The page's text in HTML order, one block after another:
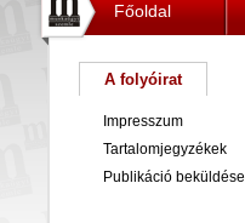
Főoldal
A folyóirat
Impresszum
Tartalomjegyzékek
Publikáció beküldése